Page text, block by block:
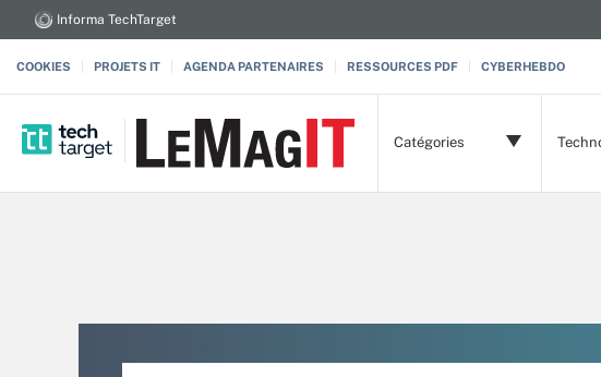
Informa TechTarget
COOKIES PROJETS IT AGENDA PARTENAIRES RESSOURCES PDF CYBERHEBDO
Catégories